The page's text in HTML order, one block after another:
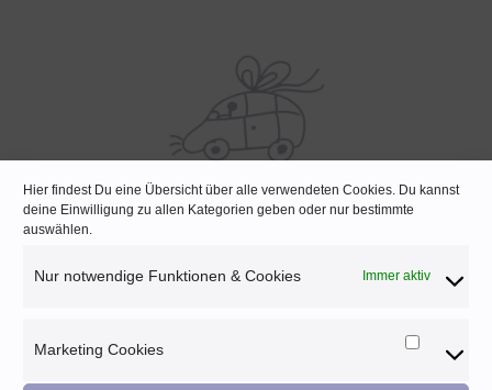
Hier findest Du eine Übersicht über alle verwendeten Cookies. Du kannst
deine Einwilligung zu allen Kategorien geben oder nur bestimmte
auswählen.
Nur notwendige Funktionen & Cookies Immer aktiv
Marketing Cookies
Cookies
SCHNELLE LIEFERUNG